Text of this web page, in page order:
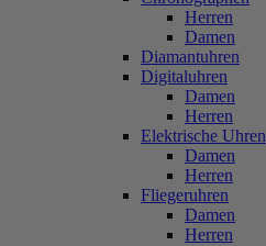
Herren
Damen
Diamantuhren
Digitaluhren
Damen
Herren
Elektrische Uhren
Damen
Herren
Fliegeruhren
Damen
Herren